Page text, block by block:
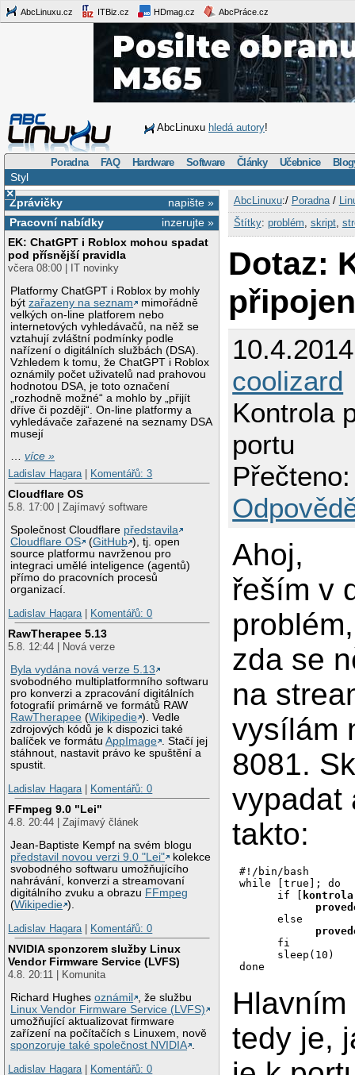
AbcLinuxu.cz ITBiz.cz HDmag.cz AbcPráce.cz
AbcLinuxu hledá autory!
Poradna FAQ Hardware Software Články Učebnice
Styl
×
napište »
Zprávičky
inzerujte »
Pracovní nabídky
EK: ChatGPT i Roblox mohou spadat
pod přísnější pravidla
včera 08:00 | IT novinky
Platformy ChatGPT i Roblox by mohly
býtzařazeny na seznam
mimořádně
velkých on-line platforem nebo
internetových vyhledávačů, na něž se
vztahují zvláštní podmínky podle
nařízení o digitálních službách (DSA).
Vzhledem k tomu, že ChatGPT i Roblox
oznámily počet uživatelů nad prahovou
hodnotou DSA, je toto označení
„rozhodně možné“ a mohlo by „přijít
dříve či později“. On-line platformy a
vyhledávače zařazené na seznamy DSA
musejí
…více »
Ladislav Hagara
Komentářů: 3
Cloudflare OS
5.8. 17:00 | Zajímavý software
Společnost Cloudflare představila
Cloudflare OS
(GitHub ), tj. open
source platformu navrženou pro
integraci umělé inteligence (agentů)
přímo do pracovních procesů
organizací.
Ladislav Hagara
Komentářů: 0
RawTherapee 5.13
5.8. 12:44 | Nová verze
Byla vydána nová verze 5.13
svobodného multiplatformního softwaru
pro konverzi a zpracování digitálních
fotografií primárně ve formátů RAW
RawTherapee (Wikipedie ). Vedle
zdrojových kódů je k dispozici také
balíček ve formátuAppImage . Stačí jej
stáhnout, nastavit právo ke spuštění a
spustit.
Ladislav Hagara
Komentářů: 0
FFmpeg 9.0 "Lei"
4.8. 20:44 | Zajímavý článek
Jean-Baptiste Kempf na svém blogu
představil novou verzi 9.0 "Lei"
kolekce
svobodného softwaru umožňujícího
nahrávání, konverzi a streamovaní
digitálního zvuku a obrazu FFmpeg
(Wikipedie ).
Ladislav Hagara
Komentářů: 0
NVIDIA sponzorem služby Linux
Vendor Firmware Service (LVFS)
4.8. 20:11 | Komunita
Richard Hughesoznámil
, že službu
Linux Vendor Firmware Service (LVFS)
umožňující aktualizovat firmware
zařízení na počítačích s Linuxem, nově
sponzoruje také společnost NVIDIA .
Ladislav Hagara | Komentářů: 0
AbcLinuxu:/ Poradna/
Štítky: problém skript,
Dotaz:
coolizard
Kontrola
portu
Ahoj,
řeším v
zda se
na
vysílám
8081.
vypadat
takto:
#!/bin/bash
while [true]; do
      if [
      else
      fi
      sleep(10)
tedy je,